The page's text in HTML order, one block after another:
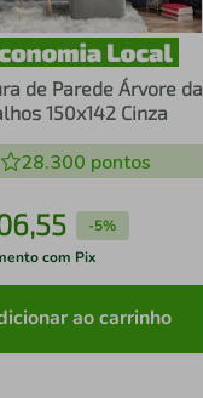
de Parede Árvore da
150x142 Cinza
28.300 pontos
,55 -5%
com Pix
ao carrinho